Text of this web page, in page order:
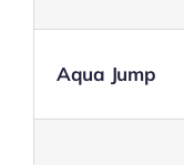
Aqua Jump